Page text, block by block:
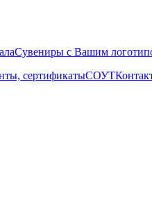
Сувениры с Вашим
сертификатыСОУТ